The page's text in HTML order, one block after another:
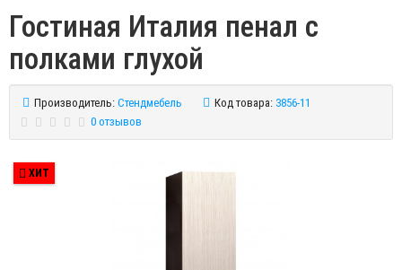
Гостиная Италия пенал с
полками глухой
Производитель: Стендмебель Код товара: 3856-11
0 отзывов
ХИТ